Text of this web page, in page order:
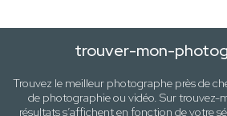
trouver-mon-
Trouvez le meilleur photographe près de
de photographie ou vidéo. Sur
résultats s’affichent en fonction de votre